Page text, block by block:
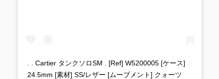
. . Cartier タンクソロSM . [Ref] W5200005 [ケース]
24.5mm [素材] SS/レザー [ムーブメント] クォーツ